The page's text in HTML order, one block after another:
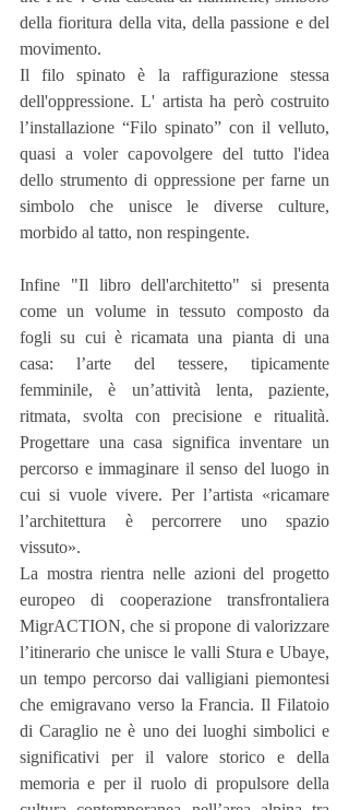
della fioritura della vita, della passione e del
movimento.
Il filo spinato è la raffigurazione stessa
dell'oppressione. L' artista ha però costruito
l’installazione “Filo spinato” con il velluto,
quasi a voler capovolgere del tutto l'idea
dello strumento di oppressione per farne un
simbolo che unisce le diverse culture,
morbido al tatto, non respingente.
Infine "Il libro dell'architetto" si presenta
come un volume in tessuto composto da
fogli su cui è ricamata una pianta di una
casa: l’arte del tessere, tipicamente
femminile, è un’attività lenta, paziente,
ritmata, svolta con precisione e ritualità.
Progettare una casa significa inventare un
percorso e immaginare il senso del luogo in
cui si vuole vivere. Per l’artista «ricamare
l’architettura è percorrere uno spazio
vissuto».
La mostra rientra nelle azioni del progetto
europeo di cooperazione transfrontaliera
MigrACTION, che si propone di valorizzare
l’itinerario che unisce le valli Stura e Ubaye,
un tempo percorso dai valligiani piemontesi
che emigravano verso la Francia. Il Filatoio
di Caraglio ne è uno dei luoghi simbolici e
significativi per il valore storico e della
memoria e per il ruolo di propulsore della